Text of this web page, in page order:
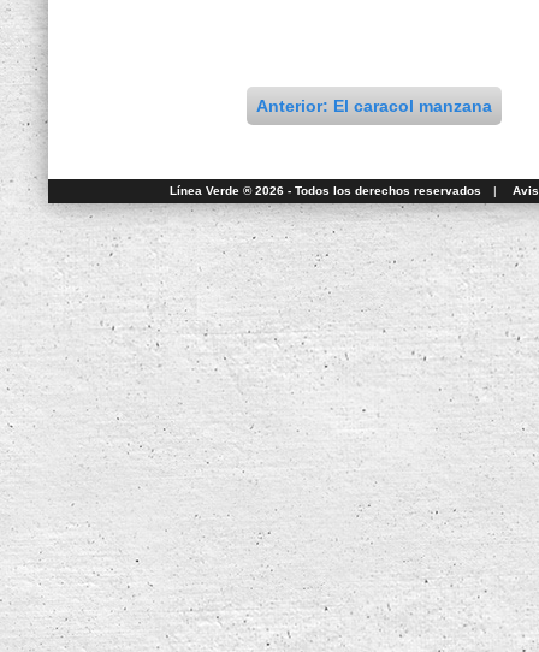
Anterior: El caracol manzana
Línea Verde ® 2026 - Todos los derechos reservados |